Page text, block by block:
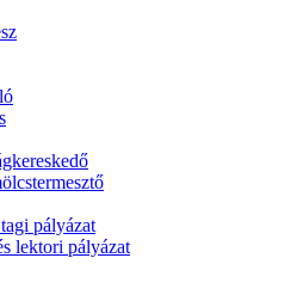
pályázat
lektori pályázat